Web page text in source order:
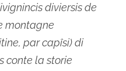
diviersis de
montagne
par capîsi) di
conte la storie